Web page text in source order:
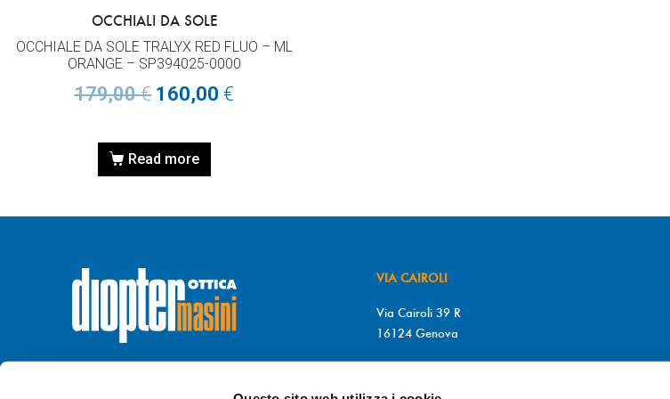
OCCHIALI DA SOLE
OCCHIALE DA SOLE TRALYX RED FLUO – ML
ORANGE – SP394025-0000
179,00€ 160,00€
Read more
VIA CAIROLI
Via Cairoli 39 R
16124 Genova